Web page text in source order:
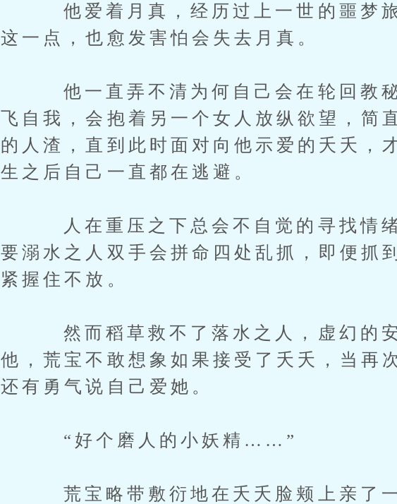
他爱着月真，经历过上一世的噩梦旅
这一点，也愈发害怕会失去月真。
他一直弄不清为何自己会在轮回教秘
飞自我，会抱着另一个女人放纵欲望，简
的人渣，直到此时面对向他示爱的夭夭，
生之后自己一直都在逃避。
人在重压之下总会不自觉的寻找情绪
要溺水之人双手会拼命四处乱抓，即便抓
紧握住不放。
然而稻草救不了落水之人，虚幻的安
他，荒宝不敢想象如果接受了夭夭，当再
还有勇气说自己爱她。
“好个磨人的小妖精……”
荒宝略带敷衍地在夭夭脸颊上亲了一